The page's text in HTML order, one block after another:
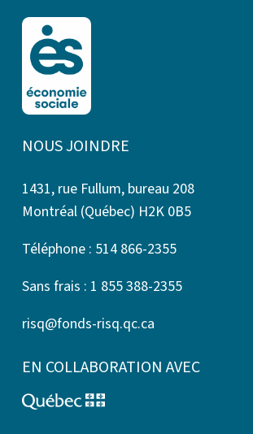
NOUS JOINDRE
1431, rue Fullum, bureau 208
Montréal (Québec) H2K 0B5
Téléphone : 514 866-2355
Sans frais : 1 855 388-2355
risq@fonds-risq.qc.ca
EN COLLABORATION AVEC